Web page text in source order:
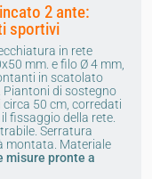
2 ante:
sportivi
in rete
mm. e filo Ø 4 mm,
in scatolato
di sostegno
50 cm, corredati
fissaggio della rete.
Serratura
montata. Materiale
misure pronte a